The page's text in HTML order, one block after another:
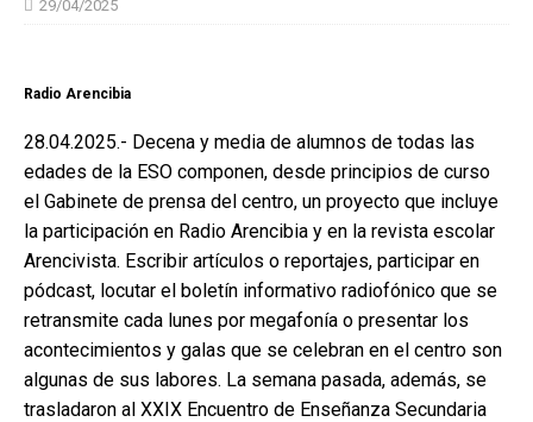
29/04/2025
Radio Arencibia
28.04.2025.- Decena y media de alumnos de todas las
edades de la ESO componen, desde principios de curso
el Gabinete de prensa del centro, un proyecto que incluye
la participación en Radio Arencibia y en la revista escolar
Arencivista. Escribir artículos o reportajes, participar en
pódcast, locutar el boletín informativo radiofónico que se
retransmite cada lunes por megafonía o presentar los
acontecimientos y galas que se celebran en el centro son
algunas de sus labores. La semana pasada, además, se
trasladaron al XXIX Encuentro de Enseñanza Secundaria